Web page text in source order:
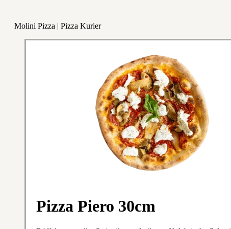
Molini Pizza | Pizza Kurier
Pizza Piero 30cm